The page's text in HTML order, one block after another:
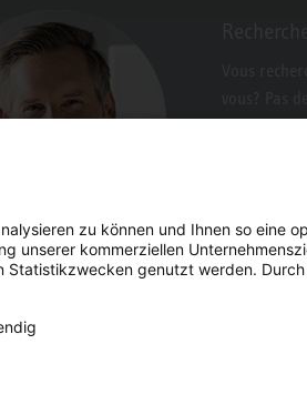
zu können und Ihnen so eine
unserer kommerziellen
genutzt werden.